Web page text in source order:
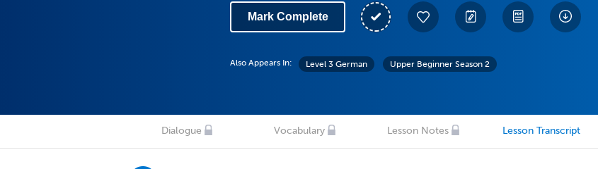
Mark Complete
Also Appears In: Level 3 German Upper Beginner Season 2
Dialogue Vocabulary Lesson Notes Lesson Transcript